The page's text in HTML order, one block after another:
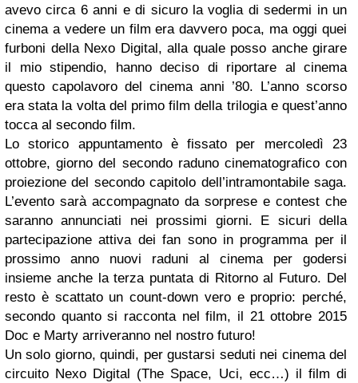
avevo circa 6 anni e di sicuro la voglia di sedermi in un
cinema a vedere un film era davvero poca, ma oggi quei
furboni della Nexo Digital, alla quale posso anche girare
il mio stipendio, hanno deciso di riportare al cinema
questo capolavoro del cinema anni ’80. L’anno scorso
era stata la volta del primo film della trilogia e quest’anno
tocca al secondo film.
Lo storico appuntamento è fissato per mercoledì 23
ottobre, giorno del secondo raduno cinematografico con
proiezione del secondo capitolo dell’intramontabile saga.
L’evento sarà accompagnato da sorprese e contest che
saranno annunciati nei prossimi giorni. E sicuri della
partecipazione attiva dei fan sono in programma per il
prossimo anno nuovi raduni al cinema per godersi
insieme anche la terza puntata di Ritorno al Futuro. Del
resto è scattato un count-down vero e proprio: perché,
secondo quanto si racconta nel film, il 21 ottobre 2015
Doc e Marty arriveranno nel nostro futuro!
Un solo giorno, quindi, per gustarsi seduti nei cinema del
circuito Nexo Digital (The Space, Uci, ecc…) il film di